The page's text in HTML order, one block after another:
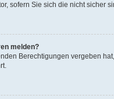
sofern Sie sich die nicht sicher
melden?
Berechtigungen vergeben